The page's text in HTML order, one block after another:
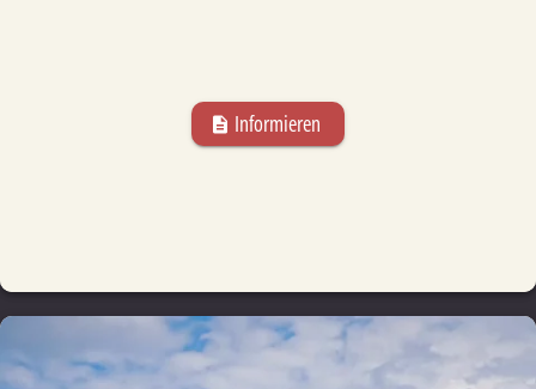
description Informieren